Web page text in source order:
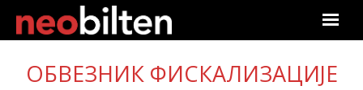
Почетна
ОБВЕЗНИК ФИСКАЛИЗАЦИЈЕ